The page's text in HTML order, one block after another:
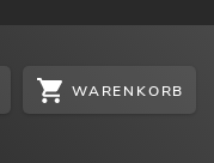
WARENKORB